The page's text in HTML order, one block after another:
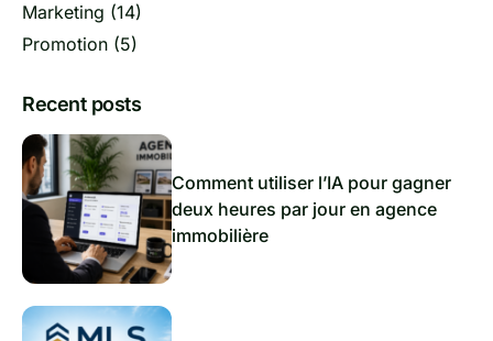
Marketing (14)
Promotion (5)
Recent posts
Comment utiliser l’IA pour gagner
deux heures par jour en agence
immobilière